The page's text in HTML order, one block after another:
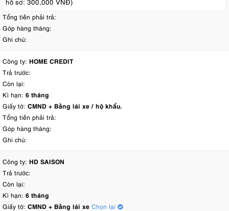
Tổng tiền phải trả:
Góp hàng tháng:
Ghi chú:
Công ty: HOME CREDIT
Trả trước:
Còn lại:
Kì hạn: 6 tháng
Giấy tờ: CMND + Bằng lái xe / hộ khẩu.
Tổng tiền phải trả:
Góp hàng tháng:
Ghi chú:
Công ty: HD SAISON
Trả trước:
Còn lại:
Kì hạn: 6 tháng
Giấy tờ: CMND + Bằng lái xe Chọn lại